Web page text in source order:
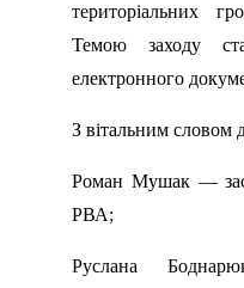
територіальних
Темою заходу
електронного
З вітальним словом
Роман Мушак —
РВА;
Руслана